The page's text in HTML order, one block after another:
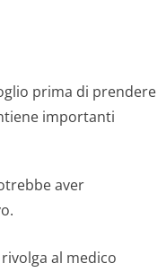
prima di prendere
importanti
aver
al medico